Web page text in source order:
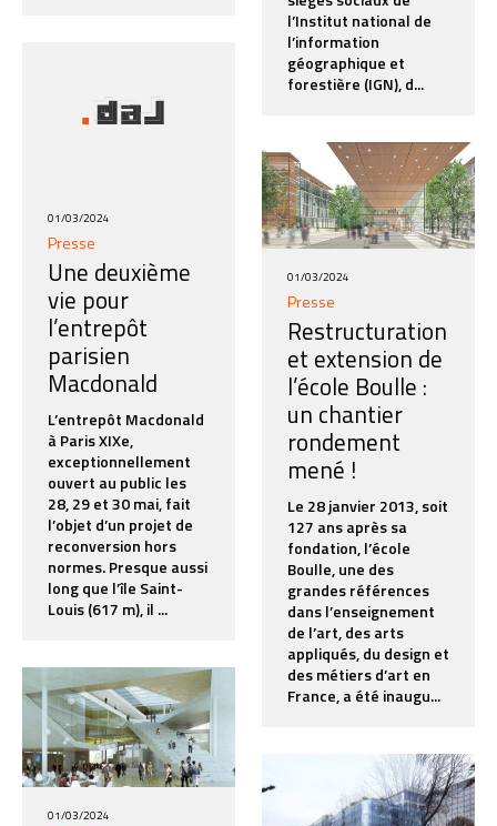
l’Institut national de
l’information
géographique et
forestière (IGN), d...
01/03/2024
Presse
Une deuxième
vie pour
l’entrepôt
parisien
Macdonald
L’entrepôt Macdonald
à Paris XIXe,
exceptionnellement
ouvert au public les
28, 29 et 30 mai, fait
l’objet d’un projet de
reconversion hors
normes. Presque aussi
long que l’île Saint-
Louis (617 m), il ...
01/03/2024
Presse
Restructuration
et extension de
l’école Boulle :
un chantier
rondement
mené !
Le 28 janvier 2013, soit
127 ans après sa
fondation, l’école
Boulle, une des
grandes références
dans l’enseignement
de l’art, des arts
appliqués, du design et
des métiers d’art en
France, a été inaugu...
01/03/2024